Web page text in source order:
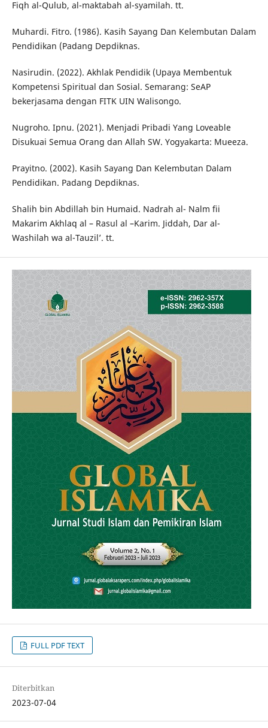
Fiqh al-Qulub, al-maktabah al-syamilah. tt.
Muhardi. Fitro. (1986). Kasih Sayang Dan Kelembutan Dalam
Pendidikan (Padang Depdiknas.
Nasirudin. (2022). Akhlak Pendidik (Upaya Membentuk
Kompetensi Spiritual dan Sosial. Semarang: SeAP
bekerjasama dengan FITK UIN Walisongo.
Nugroho. Ipnu. (2021). Menjadi Pribadi Yang Loveable
Disukuai Semua Orang dan Allah SW. Yogyakarta: Mueeza.
Prayitno. (2002). Kasih Sayang Dan Kelembutan Dalam
Pendidikan. Padang Depdiknas.
Shalih bin Abdillah bin Humaid. Nadrah al- Nalm fii
Makarim Akhlaq al – Rasul al –Karim. Jiddah, Dar al-
Washilah wa al-Tauzil’. tt.
FULL PDF TEXT
Diterbitkan
2023-07-04